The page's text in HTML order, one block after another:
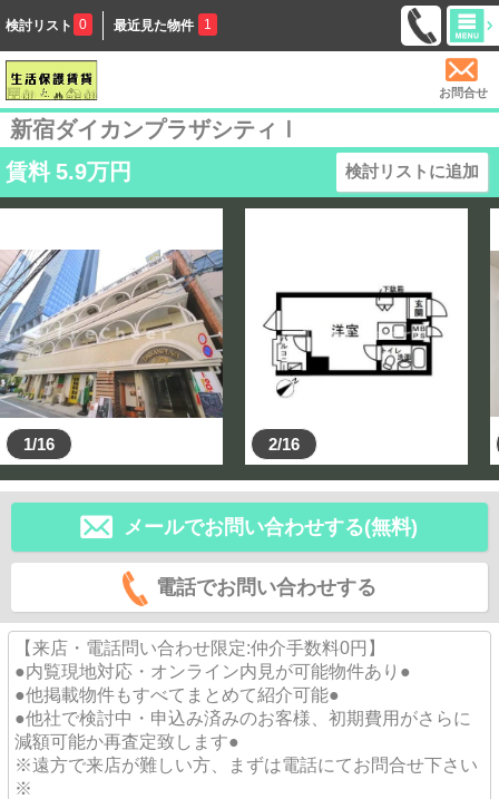
検討リスト 0 最近見た物件 1
お問合せ
新宿ダイカンプラザシティⅠ
賃料 5.9万円 検討リストに追加
1/16 2/16
メールでお問い合わせする(無料)
電話でお問い合わせする
【来店・電話問い合わせ限定:仲介手数料0円】
●内覧現地対応・オンライン内見が可能物件あり●
●他掲載物件もすべてまとめて紹介可能●
●他社で検討中・申込み済みのお客様、初期費用がさらに
減額可能か再査定致します●
※遠方で来店が難しい方、まずは電話にてお問合せ下さい
※